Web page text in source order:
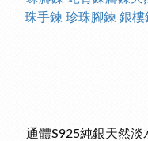
通體S925純銀天然淡